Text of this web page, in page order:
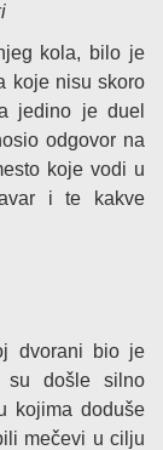
kola, bilo je
koje nisu skoro
jedino je duel
odgovor na
koje vodi u
i te kakve
dvorani bio je
su došle silno
kojima doduše
mečevi u cilju